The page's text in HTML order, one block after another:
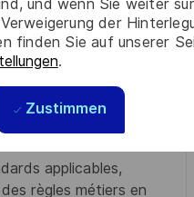
und wenn Sie weiter
der
finden Sie auf unserer
.
Zustimmen
nécessaires à
l’aide d’outils tels que
dans les
du périmètre, en
aléas et le respect
applicables,
règles métiers en